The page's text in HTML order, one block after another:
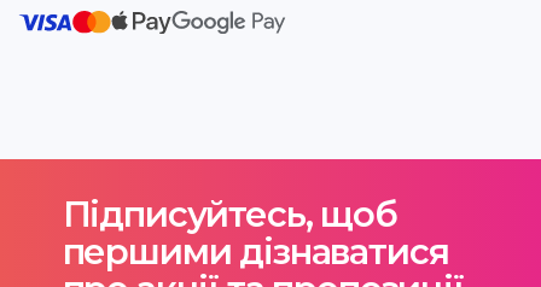
Підписуйтесь, щоб
першими дізнаватися